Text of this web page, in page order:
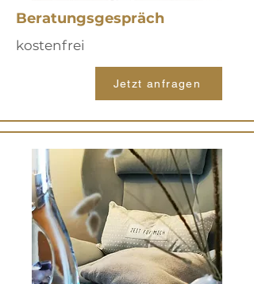
Beratungsgespräch
kostenfrei
Jetzt anfragen